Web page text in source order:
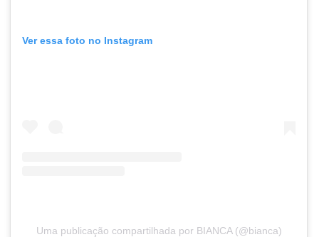
Ver essa foto no Instagram
Uma publicação compartilhada por BIANCA (@bianca)